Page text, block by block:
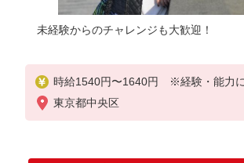
未経験からのチャレンジも大歓迎！
時給1540円〜1640円 ※経験・能力
上記給与＋時間外勤務手当＋交通費支
東京都中央区